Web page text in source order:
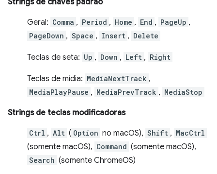
Strings de chaves padrão
Geral: Comma , Period , Home , End , PageUp ,
PageDown , Space , Insert , Delete
Teclas de seta: Up , Down , Left , Right
Teclas de mídia: MediaNextTrack ,
MediaPlayPause , MediaPrevTrack , MediaStop
Strings de teclas modificadoras
Ctrl , Alt ( Option no macOS), Shift , MacCtrl
(somente macOS), Command (somente macOS),
Search (somente ChromeOS)